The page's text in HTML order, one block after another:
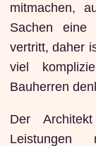
mitmachen,
Sachen eine
vertritt, daher
viel
Bauherren
Der